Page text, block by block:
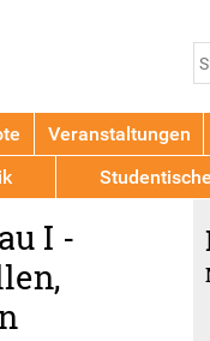
I -
Veranstaltungen